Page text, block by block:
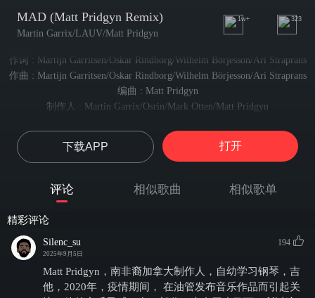
MAD (Matt Pridgyn Remix)
Martin Garrix/LAUV/Matt Pridgyn
1w+ 323
作词 : Martijn Garritsen/Oskar Rindborg/Wilhelm Börjesson/Ari Straprans
作曲 : Martijn Garritsen/Oskar Rindborg/Wilhelm Börjesson/Ari Straprans
编曲 : Matt Pridgyn
制作人 : Martin Garrix/Osrin/Mark Otten/Matt Pridgyn
你
You don't wanna make me wait
我知道 那不是真的
Never had a second thought
绝无二心
下载APP 打开
评论 相似歌曲 相似歌单
精彩评论
Silenc_su
2025年9月5日
194
Matt Pridgyn，南非裔加拿大制作人，自幼学习钢琴，吉
他，2020年，疫情期间， 在油管发布音乐作品而引起关